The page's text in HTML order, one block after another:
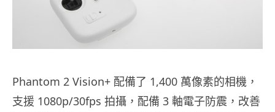
Phantom 2 Vision+ 配備了 1,400 萬像素的相機，
支援 1080p/30fps 拍攝，配備 3 軸電子防震，改善